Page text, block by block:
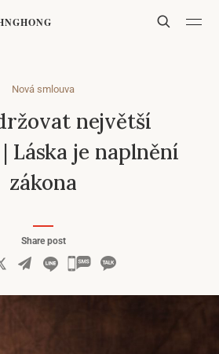
Search
Nová smlouva
největší
Láska je naplnění
zákona
Share post
카